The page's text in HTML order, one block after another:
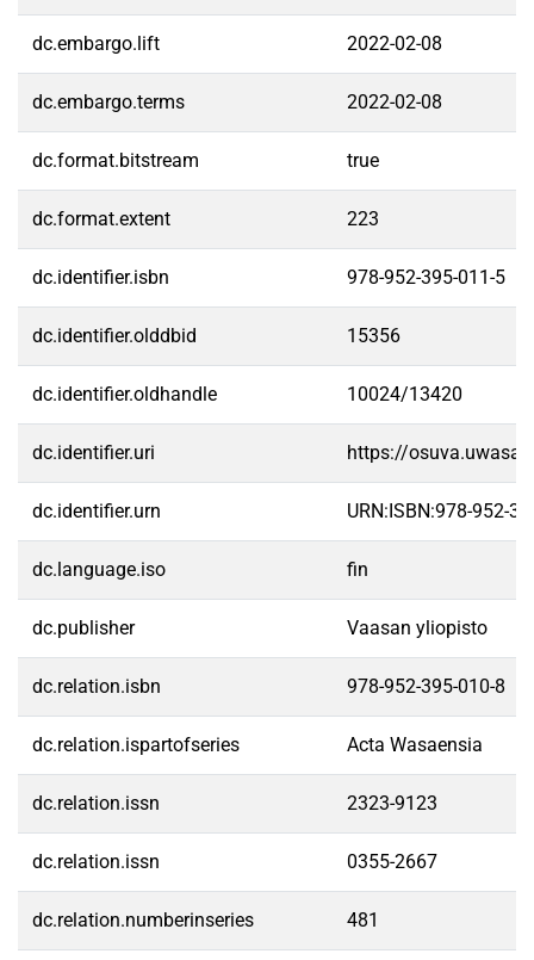
dc.embargo.lift 2022-02-08
dc.embargo.terms 2022-02-08
dc.format.bitstream true
dc.format.extent 223
dc.identifier.isbn 978-952-395-011-5
dc.identifier.olddbid 15356
dc.identifier.oldhandle 10024/13420
dc.identifier.uri https://
dc.identifier.urn URN:ISBN:978-952-
dc.language.iso fin
dc.publisher Vaasan yliopisto
dc.relation.isbn 978-952-395-010-8
dc.relation.ispartofseries Acta Wasaensia
dc.relation.issn 2323-9123
dc.relation.issn 0355-2667
dc.relation.numberinseries 481